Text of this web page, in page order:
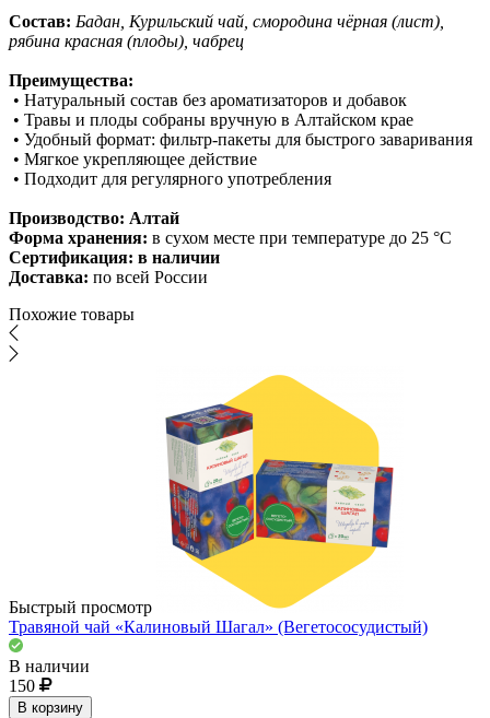
Состав: Бадан, Курильский чай, смородина чёрная (лист),
рябина красная (плоды), чабрец
Преимущества:
• Натуральный состав без ароматизаторов и добавок
• Травы и плоды собраны вручную в Алтайском крае
• Удобный формат: фильтр-пакеты для быстрого заваривания
• Мягкое укрепляющее действие
• Подходит для регулярного употребления
Производство: Алтай
Форма хранения: в сухом месте при температуре до 25 °C
Сертификация: в наличии
Доставка: по всей России
Похожие товары
Быстрый просмотр
Травяной чай «Калиновый Шагал» (Вегетососудистый)
В наличии
150
В корзину